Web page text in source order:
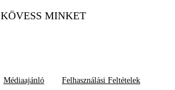
KÖVESS MINKET
Médiaajánló Felhasználási Feltételek